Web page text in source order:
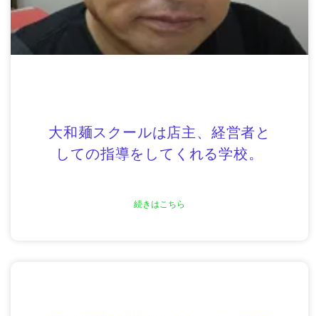
大和麺スクールは店主、経営者と
しての指導をしてくれる学校。
続きはこちら